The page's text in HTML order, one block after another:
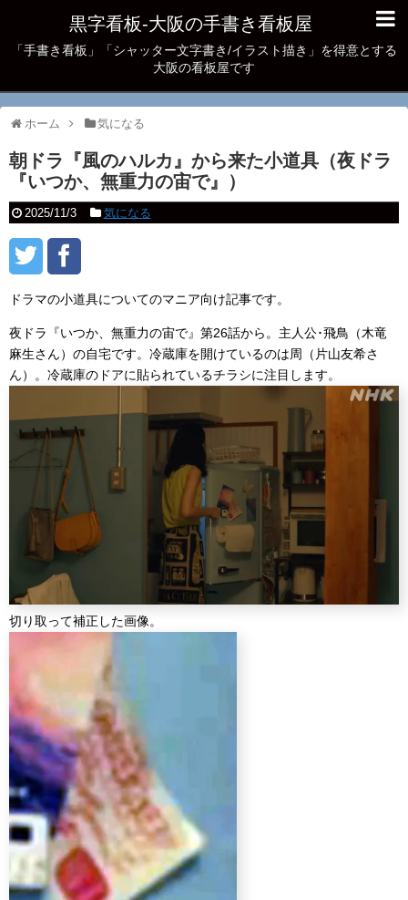
黒字看板‐大阪の手書き看板屋
「手書き看板」「シャッター文字書き/イラスト描き」を得意とする
大阪の看板屋です
ホーム 気になる
朝ドラ『風のハルカ』から来た小道具（夜ドラ
『いつか、無重力の宙で』）
2025/11/3 気になる
ドラマの小道具についてのマニア向け記事です。
夜ドラ『いつか、無重力の宙で』第26話から。主人公･飛鳥（木竜
麻生さん）の自宅です。冷蔵庫を開けているのは周（片山友希さ
ん）。冷蔵庫のドアに貼られているチラシに注目します。
切り取って補正した画像。